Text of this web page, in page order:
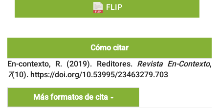
FLIP
Cómo citar
En-contexto, R. (2019). Reditores. Revista En-Contexto,
7(10). https://doi.org/10.53995/23463279.703
Más formatos de cita